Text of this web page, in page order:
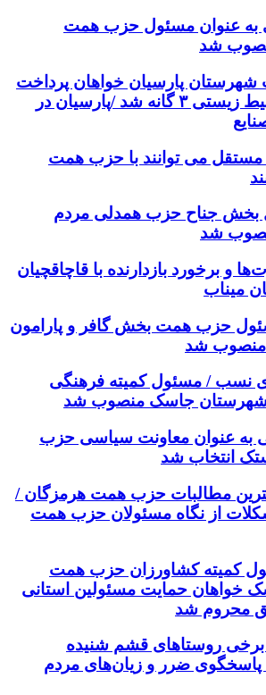
به عنوان مسئول حزب همت
شد
پارسیان خواهان پرداخت
حق آلاینده های محیط زیستی ۳ گانه شد /پارسیان در
مستقل می توانند با حزب همت
بخش جناح حزب همدلی مردم
شد
و برخورد بازدارنده با قاچاقچیان
میناب
حزب همت بخش گافر و پارامون
منصوب شد
نسب / مسئول کمیته فرهنگی
شهرستان جاسک منصوب شد
به عنوان معاونت سیاسی حزب
انتخاب شد
مطالبات حزب همت هرمزگان /
از نگاه مسئولان حزب همت
کمیته کشاورزان حزب همت
خواهان حمایت مسئولین استانی
محروم شد
روستاهای قشم شنیده
ضرر و زیان‌های مردم